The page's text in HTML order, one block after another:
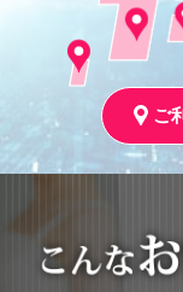
ご